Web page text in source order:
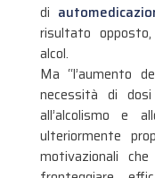
di
risultato
alcol.
Ma “l’aumento
necessità di
all’alcolismo e
ulteriormente
motivazionali